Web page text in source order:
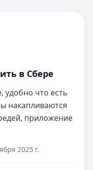
в Сбере
удобно что есть
накапливаются
приложение
2025 г.